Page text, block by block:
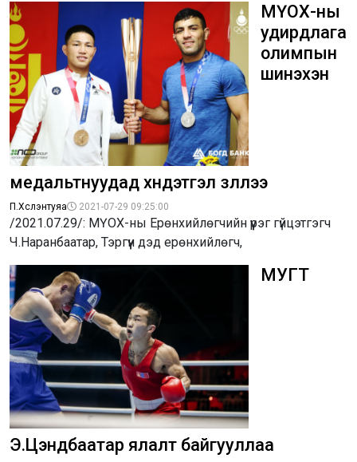
МҮОХ-ны
удирдлага
олимпын
шинэхэн
медальтнуудад хүндэтгэл үзүүллээ
П.Хүслэнтуяа 2021-07-29 09:25:00
/2021.07.29/: МҮОХ-ны Ерөнхийлөгчийн үүрэг гүйцэтгэгч
Ч.Наранбаатар, Тэргүүн дэд ерөнхийлөгч,
МУГТ
Э.Цэндбаатар ялалт байгууллаа